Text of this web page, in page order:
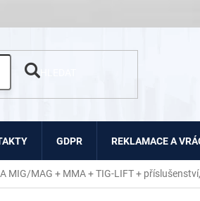
GDPR REKLAMACE A
MIG/MAG + MMA + TIG-LIFT +